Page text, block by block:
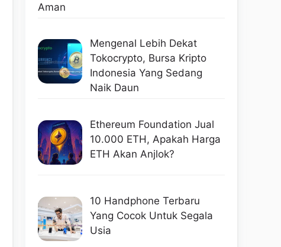
Aman
Mengenal Lebih Dekat
Tokocrypto, Bursa Kripto
Indonesia Yang Sedang
Naik Daun
Ethereum Foundation Jual
10.000 ETH, Apakah Harga
ETH Akan Anjlok?
10 Handphone Terbaru
Yang Cocok Untuk Segala
Usia